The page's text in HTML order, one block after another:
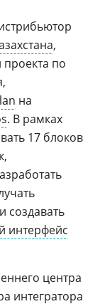
,
по
на
. В рамках
17 блоков
создавать
интерфейс
центра
интегратора